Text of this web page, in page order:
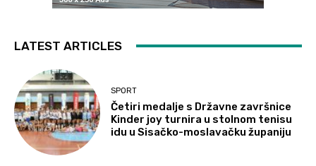
LATEST ARTICLES
SPORT
Četiri medalje s Državne završnice
Kinder joy turnira u stolnom tenisu
idu u Sisačko-moslavačku županiju